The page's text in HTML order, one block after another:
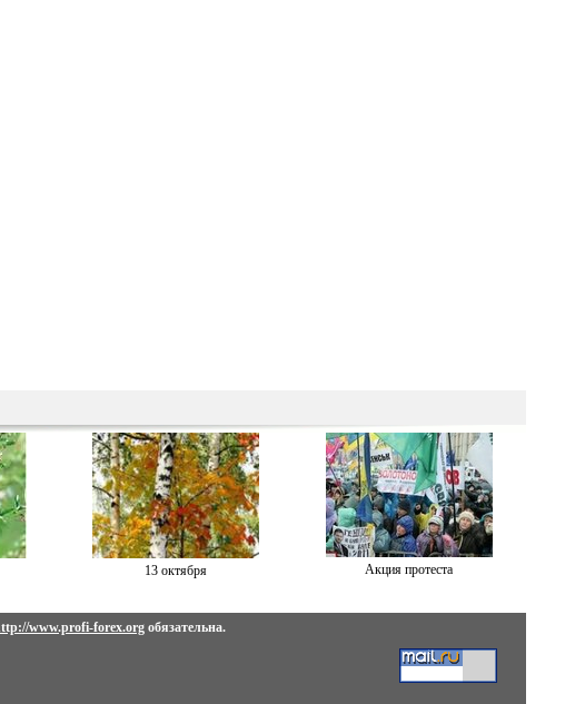
13 октября Акция протеста
www.profi-forex.orgобязательна.